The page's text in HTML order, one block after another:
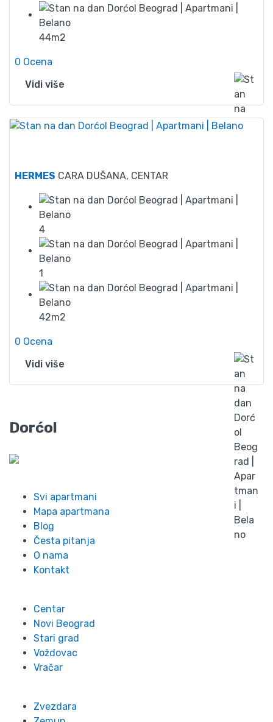
44m2
0 Ocena
Vidi više
HERMES CARA DUŠANA, CENTAR
4
1
42m2
0 Ocena
Vidi više
Dorćol
Svi apartmani
Mapa apartmana
Blog
Česta pitanja
O nama
Kontakt
Centar
Novi Beograd
Stari grad
Voždovac
Vračar
Zvezdara